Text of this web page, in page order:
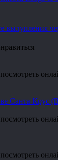
вылупления
Санта-Крус